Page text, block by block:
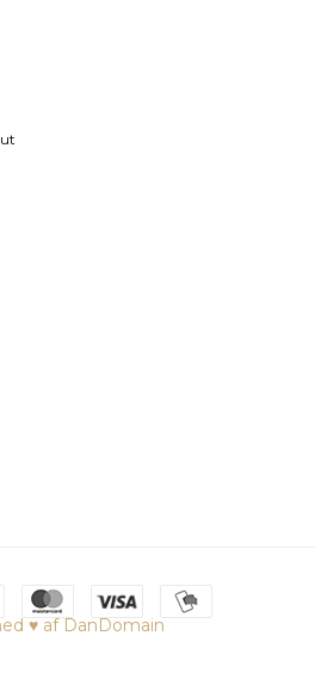
♥ af DanDomain